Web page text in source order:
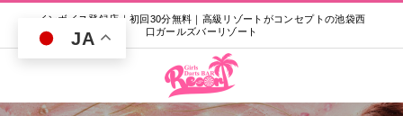
インボイス登録店｜初回30分無料｜高級リゾートがコンセプトの池袋西
口ガールズバーリゾート
JA